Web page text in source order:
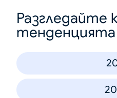
Разгледайте
тенденцията